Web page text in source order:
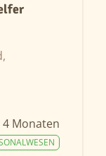
Monaten